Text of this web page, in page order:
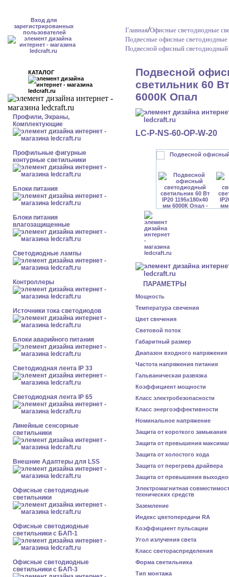
Вход для
зарегистрированных
пользователей
КАТАЛОГ
Профили, Экраны,
Комплектующие
Профильные фигурные
контурные светильники
Блоки питания
Блоки питания
влагозащищенные
Светодиодные лампы
Контроллеры
Источники тока светодиодов
Блоки аварийного питания
Светодиодная лента IP 33
Светодиодная лента IP 65
Линейные сенсорные
светильники
Внешние Адаптеры для LSS
Офисные светодиодные
светильники
Офисные светодиодные
светильники с БАП-1
Офисные светодиодные
светильники с БАП-3
Главная/Офисные светодиодные
Подвесные офисные светодиодные
Подвесной офисный
Подвесной
светильник 60
6000К Опал
LC-P-NS-60-OP-W-20
ПАРАМЕТРЫ
Мощность
Температура свечения
Цвет свечения
Световой поток
Габаритный размер
Диапазон входного напряжения
Частота напряжения питания
Гальваническая развязка
Коэффициент мощности
Класс электробезопасности
Класс энергоэффективности
Номинальное напряжение
Защита от короткого замыкания
Защита от превышения
Защита от холостого хода
Защита от перегрева драйвера
Защита от превышения
Электромагнитная
технических средств
Заземление
Индекс цветопередачи RA
Коэффициент пульсации
Угол излучения света
Класс светораспределения
Форма светильника
Тип монтажа